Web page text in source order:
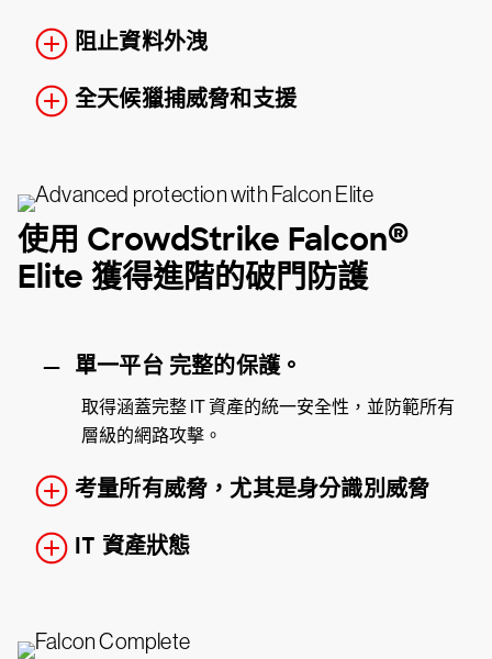
阻止資料外洩
全天候獵捕威脅和支援
使用 CrowdStrike Falcon®
Elite 獲得進階的破門防護
單一平台 完整的保護。
取得涵蓋完整 IT 資產的統一安全性，並防範所有
層級的網路攻擊。
考量所有威脅，尤其是身分識別威脅
IT 資產狀態